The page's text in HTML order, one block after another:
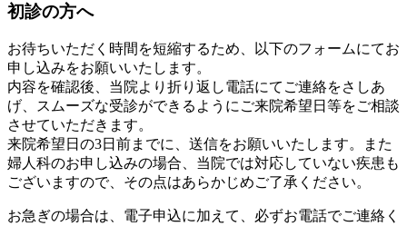
初診の方へ
お待ちいただく時間を短縮するため、以下のフォームにてお
申し込みをお願いいたします。
内容を確認後、当院より折り返し電話にてご連絡をさしあ
げ、スムーズな受診ができるようにご来院希望日等をご相談
させていただきます。
来院希望日の3日前までに、送信をお願いいたします。また
婦人科のお申し込みの場合、当院では対応していない疾患も
ございますので、その点はあらかじめご了承ください。
お急ぎの場合は、電子申込に加えて、必ずお電話でご連絡く